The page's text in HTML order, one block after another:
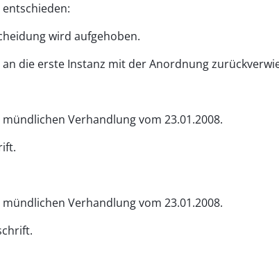
wird aufgehoben.
die erste Instanz mit der Anordnung
Verhandlung vom 23.01.2008.
Verhandlung vom 23.01.2008.